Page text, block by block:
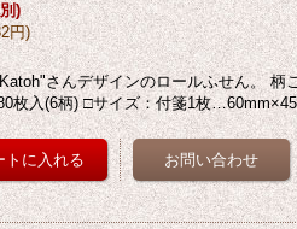
)
円)
さんデザインのロールふせん。 柄
枚入(6柄) □サイズ：付箋1枚